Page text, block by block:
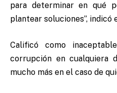
para determinar en qué
plantear soluciones”, indicó
Calificó como
corrupción en cualquiera
mucho más en el caso de